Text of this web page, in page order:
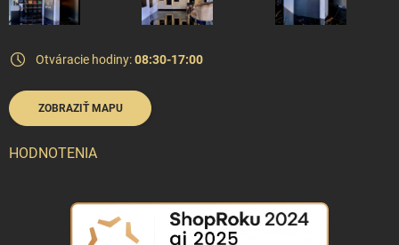
Otváracie hodiny:08:30-17:00
ZOBRAZIŤ MAPU
HODNOTENIA